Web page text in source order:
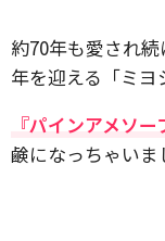
約70年も愛され
年を迎える「ミヨ
『パインアメソー
鹸になっちゃいま